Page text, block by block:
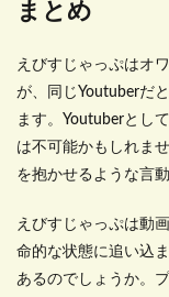
まとめ
えびすじゃっぷはオ
が、同じYoutuberだと
ます。 Youtuberとし
は不可能かもしれま
を抱かせるような言
えびすじゃっぷは動
命的な状態に追い込
あるのでしょうか。